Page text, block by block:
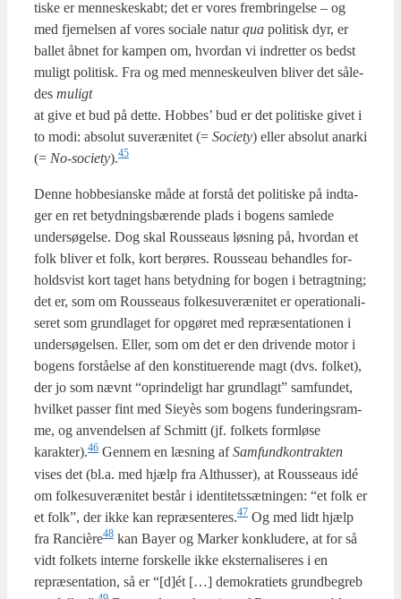
ti­ske er men­ne­ske­skabt; det er vores frem­brin­gel­se – og
med fjer­nel­sen af vores soci­a­le naturqua poli­tisk dyr, er
bal­let åbnet for kam­pen om, hvor­dan vi ind­ret­ter os bedst
muligt poli­tisk. Fra og med men­ne­skeul­ven bli­ver det såle­
des muligt
at give et bud på det­te. Hob­bes’ bud er det poli­ti­ske givet i
to modi: abso­lut suveræ­ni­tet (= Socie­ty) eller abso­lut anar­ki
(= No-socie­ty).45
Den­ne hob­be­si­an­ske måde at for­stå det poli­ti­ske på ind­ta­
ger en ret betyd­nings­bæ­ren­de plads i bogens sam­le­de
under­sø­gel­se. Dog skal Rous­seaus løs­ning på, hvor­dan et
folk bli­ver et folk, kort berø­res. Rous­seau behand­les for­
holds­vist kort taget hans betyd­ning for bogen i betragt­ning;
det er, som om Rous­seaus fol­kes­u­veræ­ni­tet er ope­ra­tio­na­li­
se­ret som grund­la­get for opgø­ret med repræ­sen­ta­tio­nen i
under­sø­gel­sen. Eller, som om det er den dri­ven­de motor i
bogens for­stå­el­se af den kon­sti­tu­e­ren­de magt (dvs. fol­ket),
der jo som nævnt “oprin­de­ligt har grund­lagt” sam­fun­det,
hvil­ket pas­ser fint med Sieyès som bogens fun­de­rings­ram­
me, og anven­del­sen af Sch­mitt (jf. fol­kets form­lø­se
karakter).46 Gen­nem en læs­ning afSam­fund­kon­trak­ten
vises det (bl.a. med hjælp fra Alt­hus­ser), at Rous­seaus idé
om fol­kes­u­veræ­ni­tet består i iden­ti­tets­sæt­nin­gen: “et folk er
et folk”, der ikke kan repræsenteres.47 Og med lidt hjælp
fra Rancière48 kan Bay­er og Mar­ker kon­klu­de­re, at for så
vidt fol­kets inter­ne for­skel­le ikke ekster­na­li­se­res i en
repræ­sen­ta­tion, så er “[d]ét […] demo­kra­tiets grund­be­greb